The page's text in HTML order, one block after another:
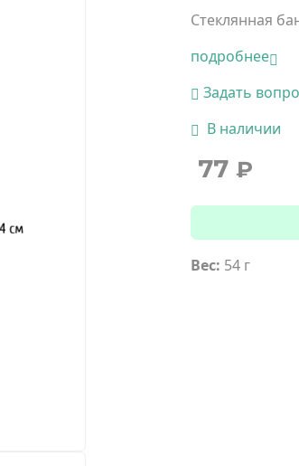
Стеклянная
подробнее
Задать
В наличии
77 ₽
Вес: 54 г